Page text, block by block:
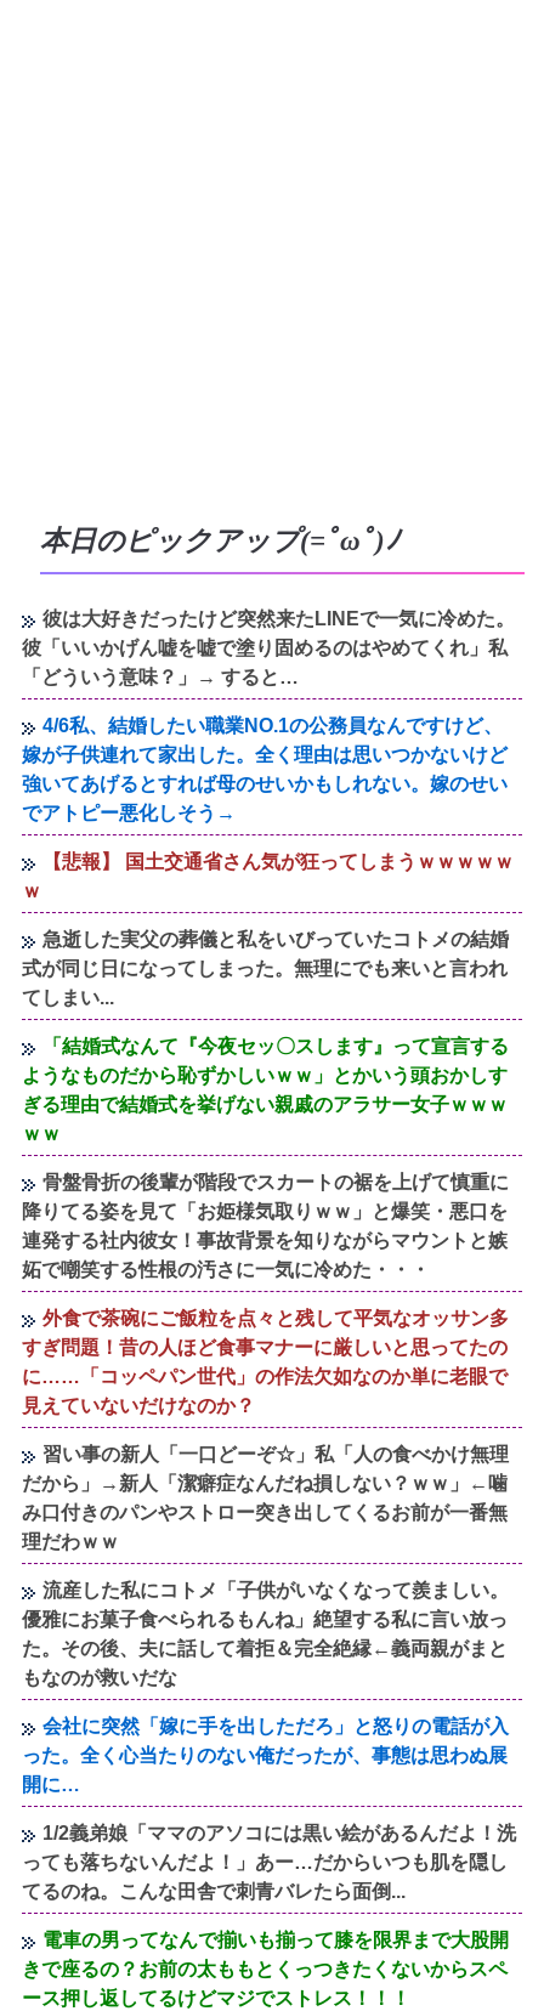
本日のピックアップ(=ﾟωﾟ)ﾉ
彼は大好きだったけど突然来たLINEで一気に冷めた。
彼「いいかげん嘘を嘘で塗り固めるのはやめてくれ」私
「どういう意味？」→ すると…
4/6私、結婚したい職業NO.1の公務員なんですけど、
嫁が子供連れて家出した。全く理由は思いつかないけど
強いてあげるとすれば母のせいかもしれない。嫁のせい
でアトピー悪化しそう→
【悲報】 国土交通省さん気が狂ってしまうｗｗｗｗｗ
ｗ
急逝した実父の葬儀と私をいびっていたコトメの結婚
式が同じ日になってしまった。無理にでも来いと言われ
てしまい...
「結婚式なんて『今夜セッ〇スします』って宣言する
ようなものだから恥ずかしいｗｗ」とかいう頭おかしす
ぎる理由で結婚式を挙げない親戚のアラサー女子ｗｗｗ
ｗｗ
骨盤骨折の後輩が階段でスカートの裾を上げて慎重に
降りてる姿を見て「お姫様気取りｗｗ」と爆笑・悪口を
連発する社内彼女！事故背景を知りながらマウントと嫉
妬で嘲笑する性根の汚さに一気に冷めた・・・
外食で茶碗にご飯粒を点々と残して平気なオッサン多
すぎ問題！昔の人ほど食事マナーに厳しいと思ってたの
に……「コッペパン世代」の作法欠如なのか単に老眼で
見えていないだけなのか？
習い事の新人「一口どーぞ☆」私「人の食べかけ無理
だから」→新人「潔癖症なんだね損しない？ｗｗ」←噛
み口付きのパンやストロー突き出してくるお前が一番無
理だわｗｗ
流産した私にコトメ「子供がいなくなって羨ましい。
優雅にお菓子食べられるもんね」絶望する私に言い放っ
た。その後、夫に話して着拒＆完全絶縁←義両親がまと
もなのが救いだな
会社に突然「嫁に手を出しただろ」と怒りの電話が入
った。全く心当たりのない俺だったが、事態は思わぬ展
開に…
1/2義弟娘「ママのアソコには黒い絵があるんだよ！洗
っても落ちないんだよ！」あー…だからいつも肌を隠し
てるのね。こんな田舎で刺青バレたら面倒...
電車の男ってなんで揃いも揃って膝を限界まで大股開
きで座るの？お前の太ももとくっつきたくないからスペ
ース押し返してるけどマジでストレス！！！